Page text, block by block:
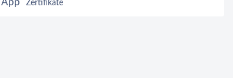
App Zertifikate